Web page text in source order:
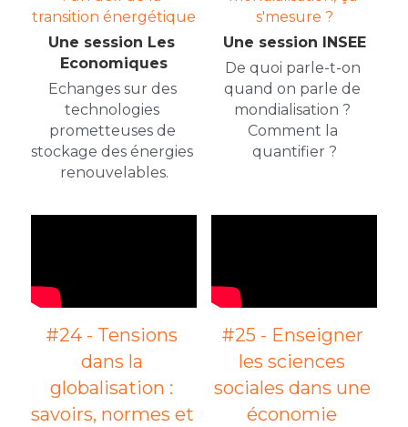
transition énergétique
Une session Les
Economiques
Echanges sur des
technologies
prometteuses de
stockage des énergies
renouvelables.
s'mesure ?
Une session INSEE
De quoi parle-t-on
quand on parle de
mondialisation ?
Comment la
quantifier ?
#24 - Tensions
dans la
globalisation :
savoirs, normes et
#25 - Enseigner
les sciences
sociales dans une
économie